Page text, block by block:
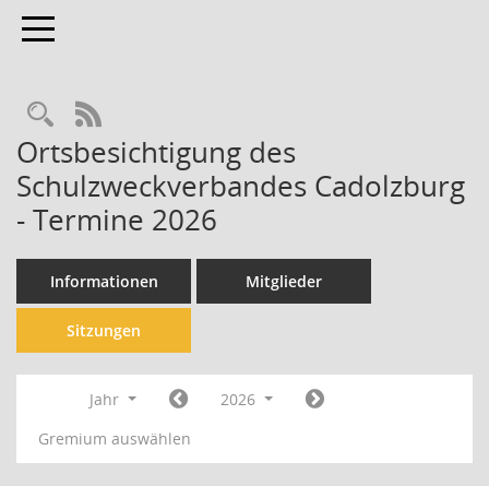
Toggle navigation
Rechercheauswahl
RSS-Feed
Ortsbesichtigung des
Schulzweckverbandes Cadolzburg
- Termine 2026
Informationen Mitglieder
Sitzungen
Jahr
2026
Gremium auswählen